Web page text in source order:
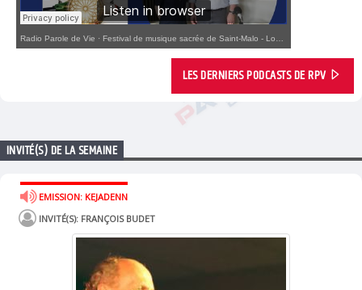
Radio Parole de Vie · Festival de musique sacrée de Saint-Malo - Louis Castelain - Semaine du Stabat Mater Vivaldi
LES DERNIERS PODCASTS DE RPV
INVITÉ(S) DE LA SEMAINE
EMISSION: KEJADENN
INVITÉ(S): FRANÇOIS BUDET